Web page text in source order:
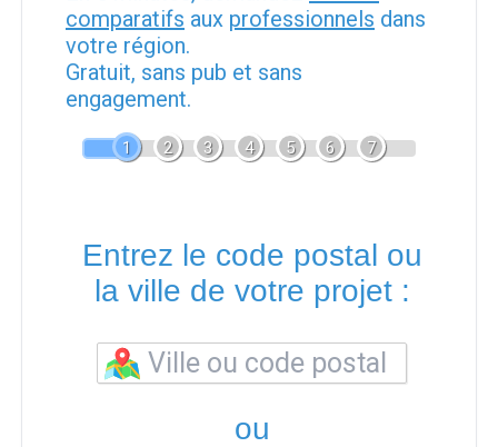
comparatifs aux professionnels dans
votre région.
Gratuit, sans pub et sans
engagement.
1 2 3 4 5 6 7
Entrez le code postal ou
la ville de votre projet :
ou